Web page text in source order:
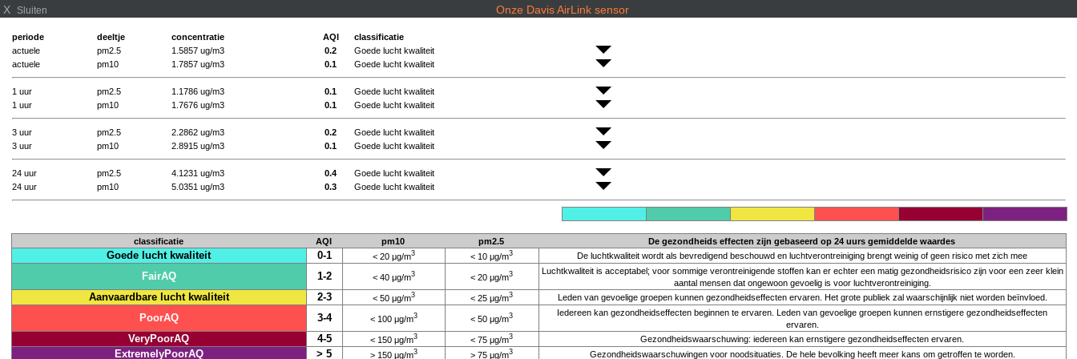
X Sluiten Onze Davis AirLink sensor
periode deeltje concentratie AQI
classificatie
actuele
pm2.5 1.5857 ug/m3 0.2
Goede lucht kwaliteit
actuele
pm10 1.7857 ug/m3 0.1 Goede lucht kwaliteit
1 uur pm2.5 1.1786 ug/m3 0.1
Goede lucht kwaliteit
1 uur
pm10 1.7676 ug/m3 0.1 Goede lucht kwaliteit
3 uur pm2.5 2.2862 ug/m3 0.2
Goede lucht kwaliteit
3 uur
pm10 2.8915 ug/m3 0.1 Goede lucht kwaliteit
24 uur pm2.5 4.1231 ug/m3 0.4
Goede lucht kwaliteit
24 uur
pm10 5.0351 ug/m3 0.3 Goede lucht kwaliteit
classificatie AQI pm10 pm2.5 De gezondheids effecten zijn gebaseerd op 24 uurs gemiddelde waardes
Goede lucht kwaliteit 0-1 < 20 μg/m3 < 10 μg/m3 De luchtkwaliteit wordt als bevredigend beschouwd en luchtverontreiniging brengt weinig of geen risico met zich mee
FairAQ 1-2 < 40 μg/m3 < 20 μg/m3
Luchtkwaliteit is acceptabel; voor sommige verontreinigende stoffen kan er echter een matig gezondheidsrisico zijn voor een zeer klein
aantal mensen dat ongewoon gevoelig is voor luchtverontreiniging.
Aanvaardbare lucht kwaliteit 2-3 < 50 μg/m3 < 25 μg/m3 Leden van gevoelige groepen kunnen gezondheidseffecten ervaren. Het grote publiek zal waarschijnlijk niet worden beïnvloed.
PoorAQ 3-4 < 100 μg/m3 < 50 μg/m3
Iedereen kan gezondheidseffecten beginnen te ervaren. Leden van gevoelige groepen kunnen ernstigere gezondheidseffecten
ervaren.
VeryPoorAQ 4-5 < 150 μg/m3 < 75 μg/m3 Gezondheidswaarschuwing: iedereen kan ernstigere gezondheidseffecten ervaren.
ExtremelyPoorAQ > 5 > 150 μg/m3 > 75 μg/m3 Gezondheidswaarschuwingen voor noodsituaties. De hele bevolking heeft meer kans om getroffen te worden.